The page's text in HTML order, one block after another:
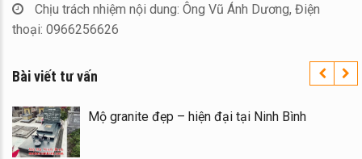
Chịu trách nhiệm nội dung: Ông Vũ Ánh Dương, Điện
thoại: 0966256626
Bài viết tư vấn
Mộ granite đẹp – hiện đại tại Ninh Bình